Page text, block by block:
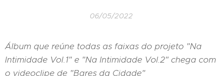
06/05/2022
Álbum que reúne todas as faixas do projeto "Na
Intimidade Vol.1" e "Na Intimidade Vol.2" chega com
o videoclipe de "Bares da Cidade"